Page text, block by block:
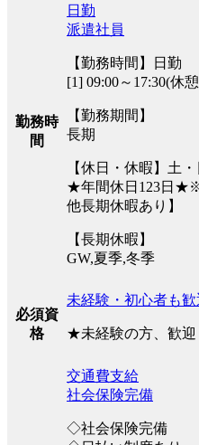
勤務時
間
日勤
派遣社員
【勤務時間】日勤
[1] 09:00～17:30(休
【勤務期間】
長期
【休日・休暇】土
★年間休日123日
他長期休暇あり】
【長期休暇】
GW,夏季,冬季
必須資
格
未経験・初心者も歓
★未経験の方、歓迎
交通費支給
社会保険完備
◇社会保険完備